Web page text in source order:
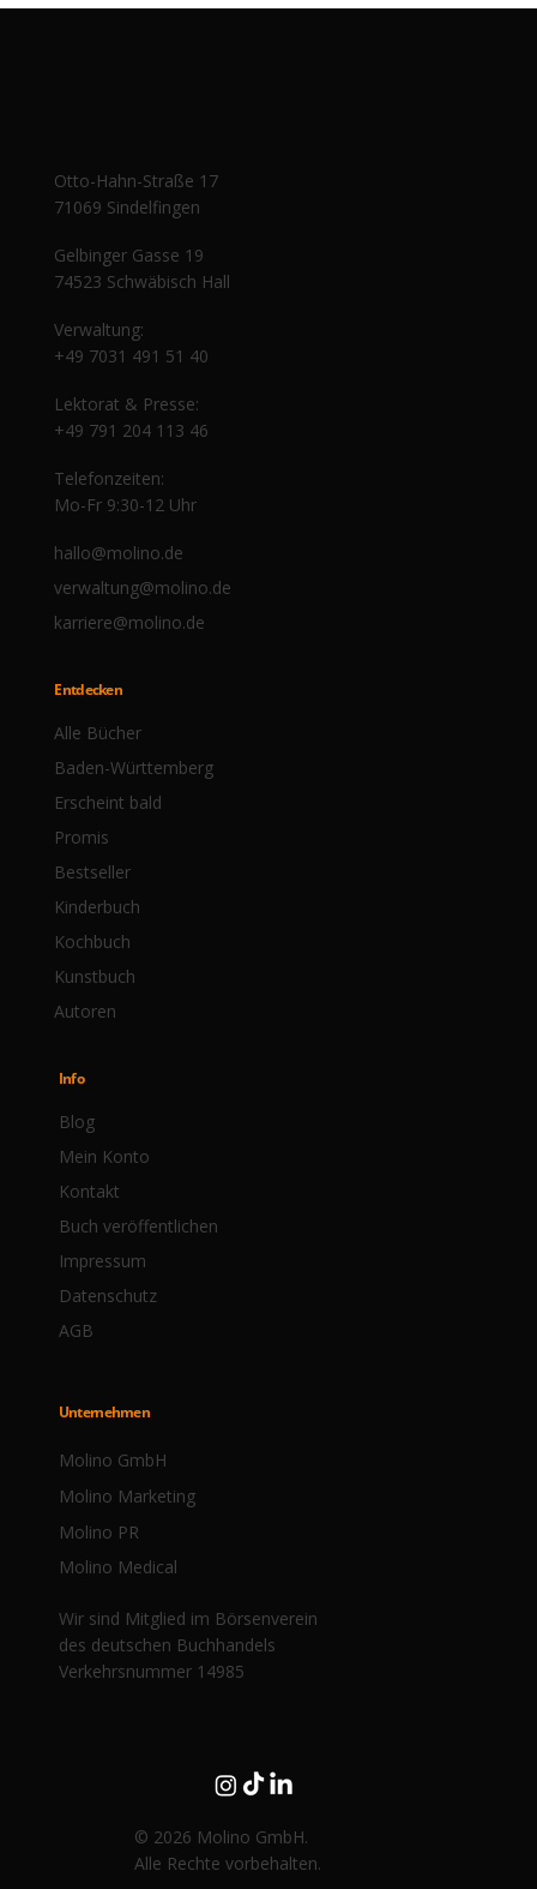
Federico Sorbelli | Nie wieder Alkohol
Shkelqim und Rion Turkaj | Unsere
Nicola Becker | Zwanzig Prozent Glück
Roland Bauer | Winterberg Postkarten
Christa Hagmeyer | Staub fällt von den
Olaf der Flipper, Pia Malo | Papa, erzähl
Herbert Nold | Tony, die schöne Maid
Wir sind Mitglied im Börsenverein
des deutschen Buchhandels
Verkehrsnummer 14985
Otto-Hahn-Straße 17
71069 Sindelfingen
Gelbinger Gasse 19
74523 Schwäbisch Hall
Verwaltung:
+49 7031 491 51 40
Lektorat & Presse:
+49 791 204 113 46
Telefonzeiten:
Mo-Fr 9:30-12 Uhr
hallo@molino.de
verwaltung@molino.de
karriere@molino.de
Entdecken
Alle Bücher
Erscheint bald
Bestseller
Baden-Württemberg
Promis
Kinderbuch
Kochbuch
Kunstbuch
Autoren
Info
Blog
Mein Konto
Kontakt
Buch veröffentlichen
Impressum
Datenschutz
AGB
Unternehmen
Molino GmbH
Molino Marketing
Molino PR
Molino Medical
© 2026 Molino GmbH.
Alle Rechte vorbehalten.